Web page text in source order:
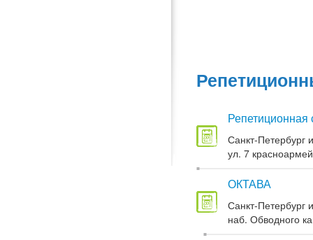
Репетиционная
Санкт-Петербург
ул. 7
ОКТАВА
Санкт-Петербург
наб. Обводного